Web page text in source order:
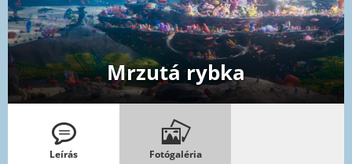
Mrzutá rybka
Leírás Fotógaléria